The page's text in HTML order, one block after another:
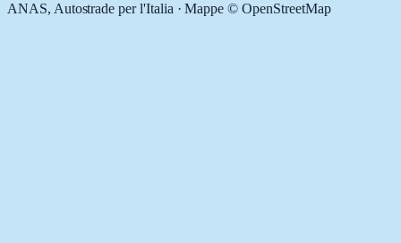
ANAS, Autostrade per l'Italia · Mappe © OpenStreetMap